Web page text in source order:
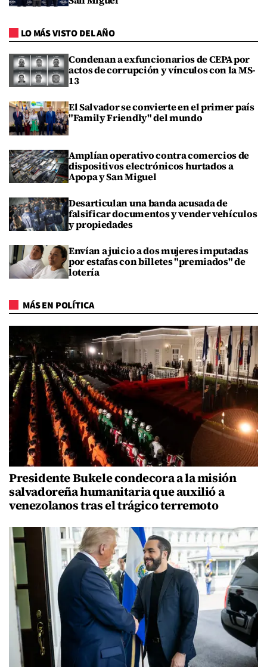
LO MÁS VISTO DEL AÑO
Condenan a exfuncionarios de CEPA por
actos de corrupción y vínculos con la MS-
13
El Salvador se convierte en el primer país
"Family Friendly" del mundo
Amplían operativo contra comercios de
dispositivos electrónicos hurtados a
Apopa y San Miguel
Desarticulan una banda acusada de
falsificar documentos y vender vehículos
y propiedades
Envían a juicio a dos mujeres imputadas
por estafas con billetes "premiados" de
lotería
MÁS EN POLÍTICA
Presidente Bukele condecora a la misión
salvadoreña humanitaria que auxilió a
venezolanos tras el trágico terremoto